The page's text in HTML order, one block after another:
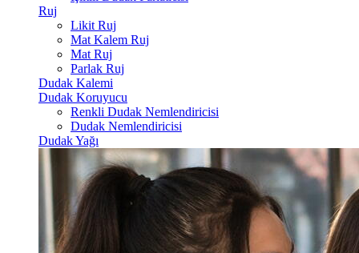
Ruj
Likit Ruj
Mat Kalem Ruj
Mat Ruj
Parlak Ruj
Dudak Kalemi
Dudak Koruyucu
Renkli Dudak Nemlendiricisi
Dudak Nemlendiricisi
Dudak Yağı